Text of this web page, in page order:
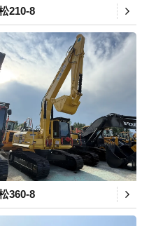
210-8
360-8